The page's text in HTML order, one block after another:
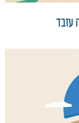
עובד